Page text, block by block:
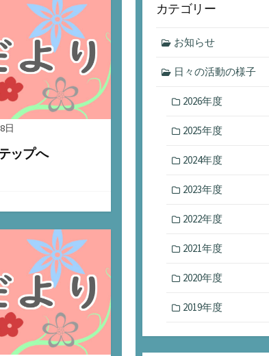
日
ップへ
カテゴリー
お知らせ
日々の活動の様子
2026年度
2025年度
2024年度
2023年度
2022年度
2021年度
2020年度
2019年度